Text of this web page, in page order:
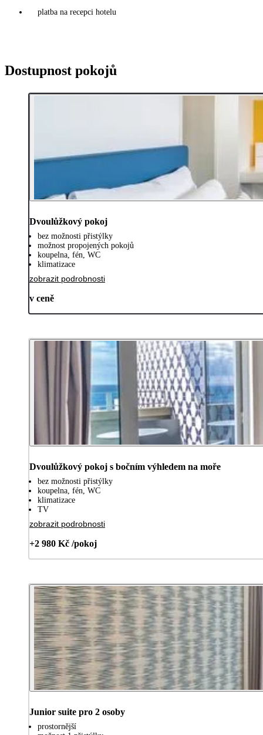
platba na recepci hotelu
Dostupnost pokojů
Dvoulůžkový pokoj
bez možnosti přistýlky
možnost propojených pokojů
koupelna, fén, WC
klimatizace
zobrazit podrobnosti
v ceně
Dvoulůžkový pokoj s bočním výhledem na moře
bez možnosti přistýlky
koupelna, fén, WC
klimatizace
TV
zobrazit podrobnosti
+2 980 Kč /pokoj
Junior suite pro 2 osoby
prostornější